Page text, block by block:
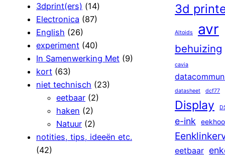
3dprint(ers) (14)
Electronica (87)
English (26)
experiment (40)
In Samenwerking Met (9)
kort (63)
niet technisch (23)
eetbaar (2)
haken (2)
Natuur (2)
notities, tips, ideeën etc.
(42)
3d
Altoids avr
behuizing
cavia
datasheet dcf77
Display
e-ink
eetbaar